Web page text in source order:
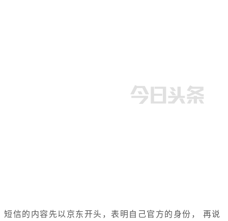
短信的内容先以京东开头，表明自己官方的身份， 再说